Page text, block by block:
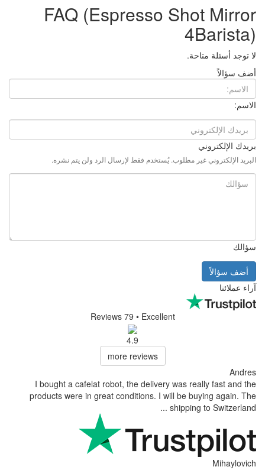
FAQ (Espresso Shot Mirror
4Barista)
لا توجد أسئلة متاحة.
أضف سؤالاً
الاسم:
بريدك الإلكتروني
البريد الإلكتروني غير مطلوب. يُستخدم فقط لإرسال الرد ولن يتم نشره.
سؤالك
أضف سؤالاً
آراء عملائنا
Reviews 79 • Excellent
4.9
more reviews
Andres
I bought a cafelat robot, the delivery was really fast and the
products were in great conditions. I will be buying again. The
shipping to Switzerland ...
Mihaylovich